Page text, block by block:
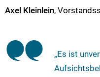
Axel Kleinlein,
„Es ist